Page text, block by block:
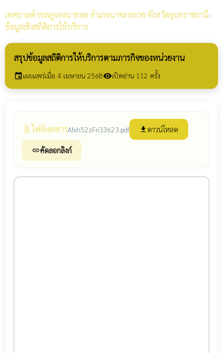
เทศบาลตำบลภูจองนายอย อำเภอนาจะหลวย จังหวัดอุบลราชธานี›
ข้อมูลเชิงสถิติการให้บริการ
สรุปข้อมูลสถิติการให้บริการตามภารกิจของหน่วยงาน
eventเผยแพร่เมื่อ 4 เมษายน 2568visibilityเปิดอ่าน 112 ครั้ง
attach_file ไฟล์เอกสารAfxh52zFri33623.pdf file_download ดาวน์โหลด
linkคัดลอกลิงก์